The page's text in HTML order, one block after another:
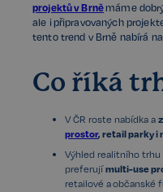
projektů v Brněmáme
ale i připravovaných
tento trend v Brně nabírá
Co říká
V ČR roste nabídka a
prostor, retail parky i
Výhled realitního
preferujímulti-use
retailové a občanské